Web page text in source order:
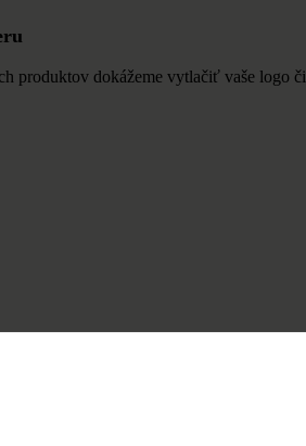
produktov dokážeme vytlačiť vaše logo